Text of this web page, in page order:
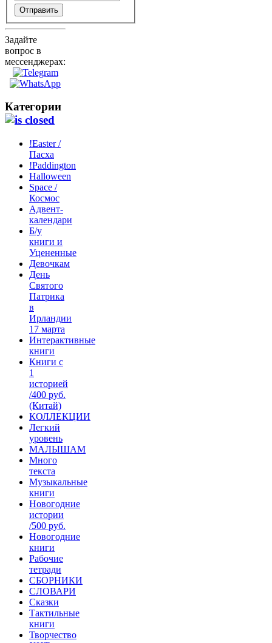
Отправить
Задайте
вопрос в
мессенджерах:
Категории
!Easter /
Пасха
!Paddington
Halloween
Space /
Космос
Адвент-
календари
Б/у
книги и
Уцененные
Девочкам
День
Святого
Патрика
в
Ирландии
17 марта
Интерактивные
книги
Книги с
1
историей
/400 руб.
(Китай)
КОЛЛЕКЦИИ
Легкий
уровень
МАЛЫШАМ
Много
текста
Музыкальные
книги
Новогодние
истории
/500 руб.
Новогодние
книги
Рабочие
тетради
СБОРНИКИ
СЛОВАРИ
Сказки
Тактильные
книги
Творчество